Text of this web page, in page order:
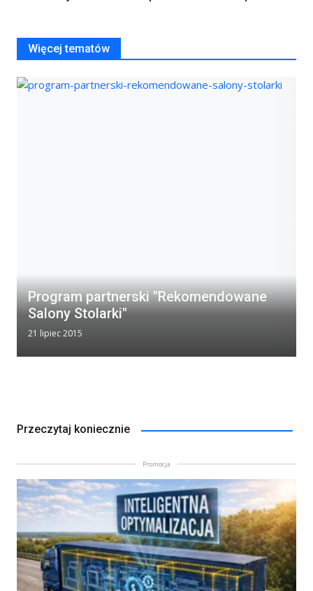
Więcej tematów
Program partnerski "Rekomendowane
Salony Stolarki"
21 lipiec 2015
Przeczytaj koniecznie
Promocja